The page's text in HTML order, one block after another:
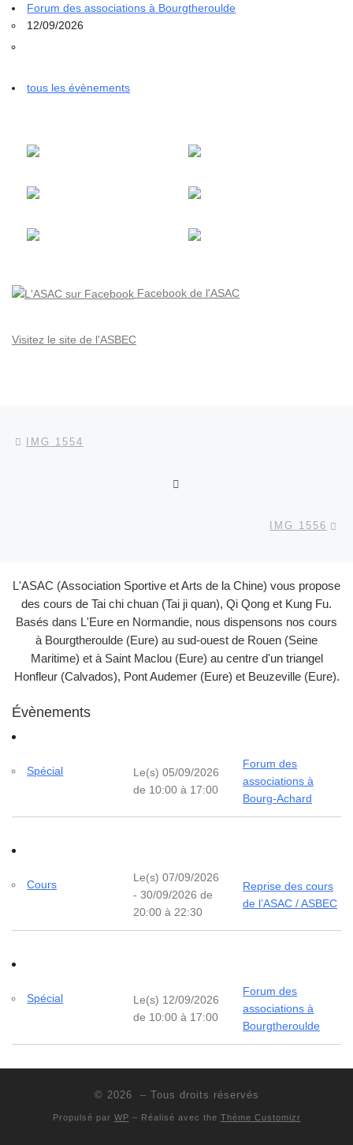
Forum des associations à Bourgtheroulde
12/09/2026
tous les évènements
Facebook de l'ASAC
Visitez le site de l'ASBEC
Parcourir les articles
IMG 1554
IMG 1556
L'ASAC (Association Sportive et Arts de la Chine) vous propose
des cours de Tai chi chuan (Tai ji quan), Qi Qong et Kung Fu.
Basés dans L'Eure en Normandie, nous dispensons nos cours
à Bourgtheroulde (Eure) au sud-ouest de Rouen (Seine
Maritime) et à Saint Maclou (Eure) au centre d'un triangel
Honfleur (Calvados), Pont Audemer (Eure) et Beuzeville (Eure).
Évènements
Spécial
Le(s) 05/09/2026
de 10:00 à 17:00
Forum des
associations à
Bourg-Achard
Cours
Le(s) 07/09/2026
- 30/09/2026 de
20:00 à 22:30
Reprise des cours
de l’ASAC / ASBEC
Spécial
Le(s) 12/09/2026
de 10:00 à 17:00
Forum des
associations à
Bourgtheroulde
© 2026 – Tous droits réservés
Propulsé par WP – Réalisé avec the Thème Customizr